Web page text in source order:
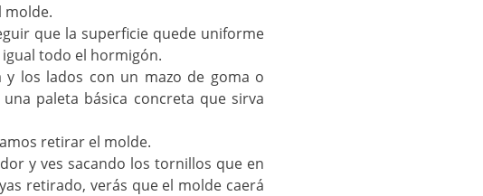
molde.
que la superficie quede uniforme
todo el hormigón.
los lados con un mazo de goma o
paleta básica concreta que sirva
retirar el molde.
y ves sacando los tornillos que en
retirado, verás que el molde caerá